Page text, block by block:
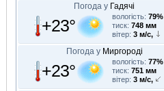
Погода у Гадячі
+23° вологість: 79%
тиск: 748 мм
вітер: 3 м/с,
Погода у Миргороді
+23° вологість: 77%
тиск: 751 мм
вітер: 3 м/с,